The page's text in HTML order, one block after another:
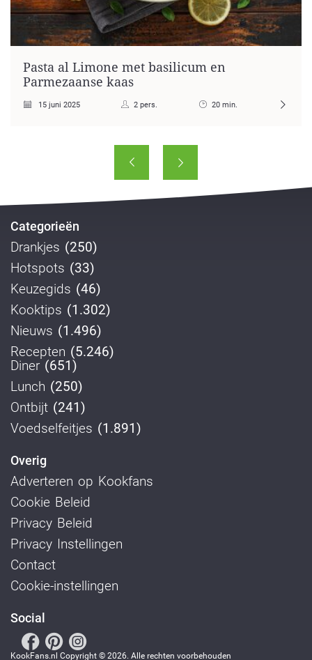
Pasta al Limone met basilicum en
Parmezaanse kaas
15 juni 2025 2 pers. 20 min.
Categorieën
Drankjes (250)
Hotspots (33)
Keuzegids (46)
Kooktips (1.302)
Nieuws (1.496)
Recepten (5.246)
Diner (651)
Lunch (250)
Ontbijt (241)
Voedselfeitjes (1.891)
Overig
Adverteren op Kookfans
Cookie Beleid
Privacy Beleid
Privacy Instellingen
Contact
Cookie-instellingen
Social
KookFans.nl Copyright © 2026. Alle rechten voorbehouden